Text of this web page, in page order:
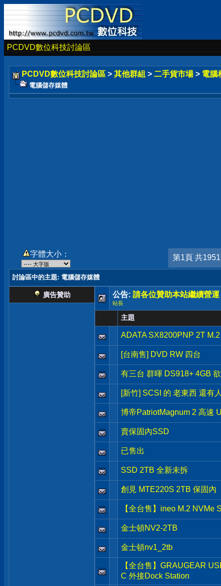
PCDVD數位科技討論區
PCDVD數位科技討論區 > 其他群組 > 二手貨市場 > 電腦
電腦儲存媒體
字體大小： 第1頁 共
討論區中的主題: 電腦儲存媒體
廣告贊助 公告: 請各位贊助本站繼續營運
站長
主題
ADATA SX8200PNP 2T
[台南售] DVD RW 四台
有三台 群暉 DS918+ 4GB
[新竹] SCSI 的 老東西 還有
博帝PatriotMagnum 2 高速
賣保固內SSD
已售出
SSD 2TB 全新未拆
創見 MTE220S 2TB 保固內
【全台售】ineo M.2 NVMe
金士頓NV2-2TB
金士頓nv1_2tb
【全台售】GRAUGEAR
C 外接Dock Station